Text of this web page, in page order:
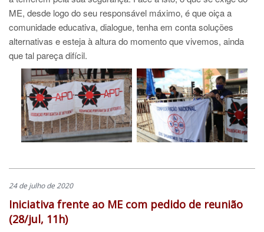
ME, desde logo do seu responsável máximo, é que oiça a
comunidade educativa, dialogue, tenha em conta soluções
alternativas e esteja à altura do momento que vivemos, ainda
que tal pareça difícil.
24 de julho de 2020
Iniciativa frente ao ME com pedido de reunião
(28/jul, 11h)